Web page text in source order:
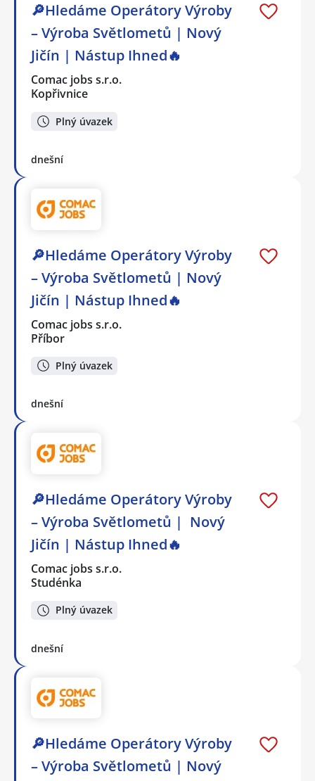
🔎Hledáme Operátory Výroby
– Výroba Světlometů | Nový
Jičín | Nástup Ihned🔥
Comac jobs s.r.o.
Kopřivnice
Plný úvazek
dnešní
🔎Hledáme Operátory Výroby
– Výroba Světlometů | Nový
Jičín | Nástup Ihned🔥
Comac jobs s.r.o.
Příbor
Plný úvazek
dnešní
🔎Hledáme Operátory Výroby
– Výroba Světlometů | Nový
Jičín | Nástup Ihned🔥
Comac jobs s.r.o.
Studénka
Plný úvazek
dnešní
🔎Hledáme Operátory Výroby
– Výroba Světlometů | Nový